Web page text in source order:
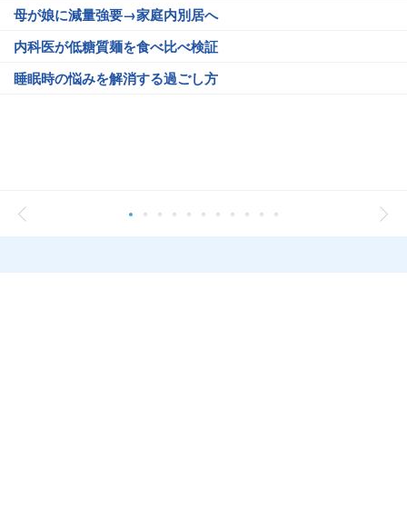
母が娘に減量強要→家庭内別居へ
内科医が低糖質麺を食べ比べ検証
睡眠時の悩みを解消する過ごし方